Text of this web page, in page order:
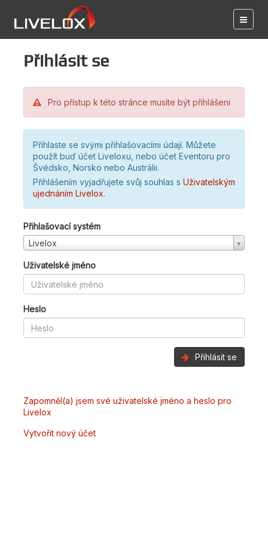
Přihlásit se
Pro přístup k této stránce musíte být přihlášeni
Přihlaste se svými přihlašovacími údají. Můžete
použít buď účet Liveloxu, nebo účet Eventoru pro
Švédsko, Norsko nebo Austrálii.
Přihlášením vyjadřujete svůj souhlas s Uživatelským
ujednáním Livelox.
Přihlašovací systém
Livelox
Uživatelské jméno
Heslo
Přihlásit se
Zapomněl(a) jsem své uživatelské jméno a heslo pro
Livelox
Vytvořit nový účet